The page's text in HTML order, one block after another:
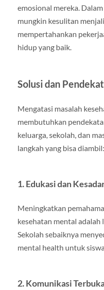
emosional mereka.
mungkin kesulitan
mempertahankan
hidup yang baik.
Solusi dan
Mengatasi masalah
membutuhkan
keluarga, sekolah, dan
langkah yang bisa diambil:
1. Edukasi dan
Meningkatkan
kesehatan mental adalah
Sekolah sebaiknya
mental health untuk
2. Komunikasi